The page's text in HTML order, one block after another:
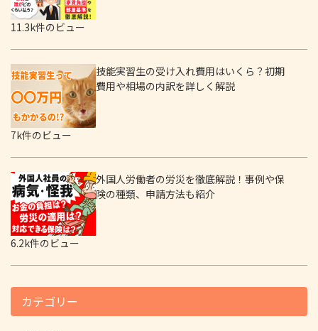
11.3k件のビュー
技能実習生の受け入れ費用はいくら？初期
費用や相場の内訳を詳しく解説
7k件のビュー
外国人労働者の労災を徹底解説！事例や保
険の種類、申請方法も紹介
6.2k件のビュー
カテゴリー